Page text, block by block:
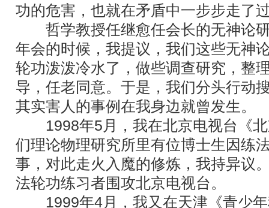
功的危害，也就在矛盾中一步步走了
哲学教授任继愈任会长的无神论研
年会的时候，我提议，我们这些无神
轮功泼泼冷水了，做些调查研究，整
导，任老同意。于是，我们分头行动
其实害人的事例在我身边就曾发生。
1998年5月，我在北京电视台《北
们理论物理研究所里有位博士生因练
事，对此走火入魔的修炼，我持异议
法轮功练习者围攻北京电视台。
1999年4月，我又在天津《青少年